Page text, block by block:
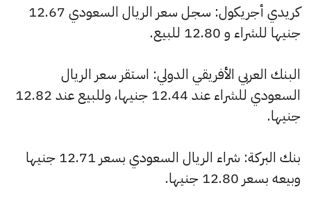
كريدي أجريكول: سجل سعر الريال السعودي 12.67
جنيها للشراء و 12.80 للبيع.
البنك العربي الأفريقي الدولي: استقر سعر الريال
السعودي للشراء عند 12.44 جنيها، وللبيع عند 12.82
جنيها.
بنك البركة: شراء الريال السعودي بسعر 12.71 جنيها
وبيعه بسعر 12.80 جنيها.